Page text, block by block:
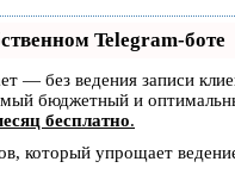
Telegram-боте
— без ведения записи
бюджетный и
бесплатно.
который упрощает